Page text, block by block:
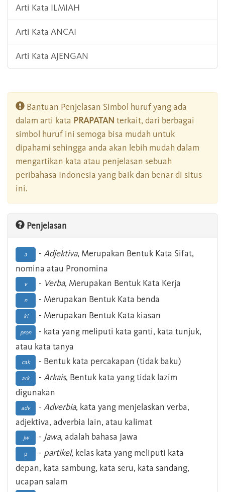
Arti Kata ILMIAH
Arti Kata ANCAI
Arti Kata AJENGAN
Bantuan Penjelasan Simbol huruf yang ada
dalam arti kata PRAPATAN terkait, dari berbagai
simbol huruf ini semoga bisa mudah untuk
dipahami sehingga anda akan lebih mudah dalam
mengartikan kata atau penjelasan sebuah
peribahasa Indonesia yang baik dan benar di situs
ini.
Penjelasan
a - Adjektiva, Merupakan Bentuk Kata Sifat,
nomina atau Pronomina
v - Verba, Merupakan Bentuk Kata Kerja
n - Merupakan Bentuk Kata benda
ki - Merupakan Bentuk Kata kiasan
pron
- kata yang meliputi kata ganti, kata tunjuk,
atau kata tanya
cak - Bentuk kata percakapan (tidak baku)
ark - Arkais, Bentuk kata yang tidak lazim
digunakan
adv - Adverbia, kata yang menjelaskan verba,
adjektiva, adverbia lain, atau kalimat
Jw - Jawa, adalah bahasa Jawa
p - partikel, kelas kata yang meliputi kata
depan, kata sambung, kata seru, kata sandang,
ucapan salam